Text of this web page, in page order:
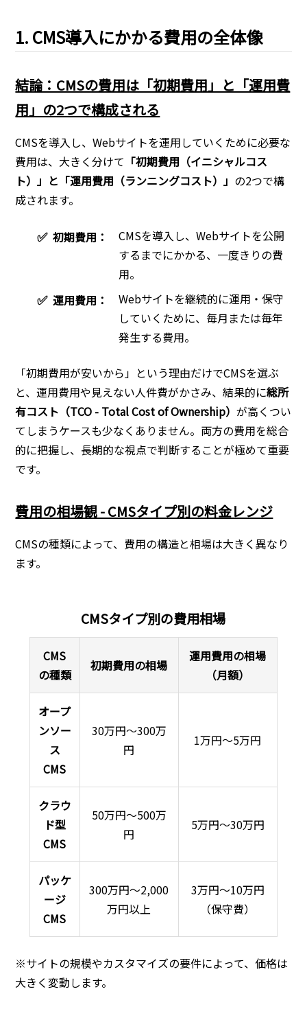
1. CMS導入にかかる費用の全体像
結論：CMSの費用は「初期費用」と「運用費
用」の2つで構成される
CMSを導入し、Webサイトを運用していくために必要な
費用は、大きく分けて 「初期費用（イニシャルコス
ト）」と「運用費用（ランニングコスト）」 の2つで構
成されます。
✅ 初期費用：
CMSを導入し、Webサイトを公開
するまでにかかる、一度きりの費
用。
✅ 運用費用：
Webサイトを継続的に運用・保守
していくために、毎月または毎年
発生する費用。
「初期費用が安いから」という理由だけでCMSを選ぶ
と、運用費用や見えない人件費がかさみ、結果的に総所
有コスト（TCO - Total Cost of Ownership）が高くつい
てしまうケースも少なくありません。両方の費用を総合
的に把握し、長期的な視点で判断することが極めて重要
です。
費用の相場観 - CMSタイプ別の料金レンジ
CMSの種類によって、費用の構造と相場は大きく異なり
ます。
CMSタイプ別の費用相場
CMS
の種類
初期費用の相場
運用費用の相場
（月額）
オープ
ンソー
ス
CMS
30万円〜300万
円
1万円〜5万円
クラウ
ド型
CMS
50万円〜500万
円
5万円〜30万円
パッケ
ージ
CMS
300万円〜2,000
万円以上
3万円〜10万円
（保守費）
※サイトの規模やカスタマイズの要件によって、価格は
大きく変動します。